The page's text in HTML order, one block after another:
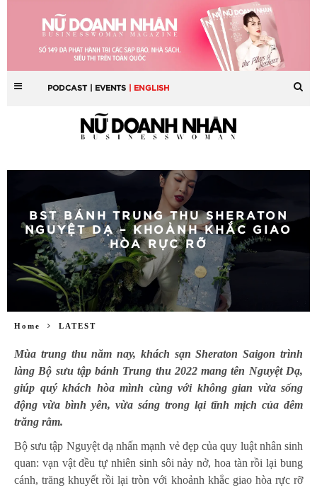
PODCAST | EVENTS | ENGLISH
BST BÁNH TRUNG THU SHERATON
NGUYỆT DẠ – KHOẢNH KHẮC GIAO
HÒA RỰC RỠ
Home LATEST
Mùa trung thu năm nay, khách sạn Sheraton Saigon trình
làng Bộ sưu tập bánh Trung thu 2022 mang tên Nguyệt Dạ,
giúp quý khách hòa mình cùng với không gian vừa sống
động vừa bình yên, vừa sáng trong lại tĩnh mịch của đêm
trăng rằm.
Bộ sưu tập Nguyệt dạ nhấn mạnh vẻ đẹp của quy luật nhân sinh
quan: vạn vật đều tự nhiên sinh sôi nảy nở, hoa tàn rồi lại bung
cánh, trăng khuyết rồi lại tròn với khoảnh khắc giao hòa rực rỡ